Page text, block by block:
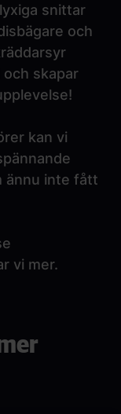
snittar
och
skapar
kan vi
ännu inte fått
vi mer.